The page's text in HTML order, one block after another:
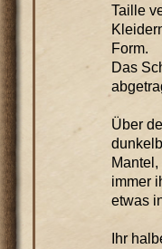
Taille
Form.
Das
Über
immer
etwas
Ihr